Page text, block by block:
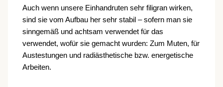
Auch wenn unsere Einhandruten sehr filigran wirken,
sind sie vom Aufbau her sehr stabil – sofern man sie
sinngemäß und achtsam verwendet für das
verwendet, wofür sie gemacht wurden: Zum Muten, für
Austestungen und radiästhetische bzw. energetische
Arbeiten.